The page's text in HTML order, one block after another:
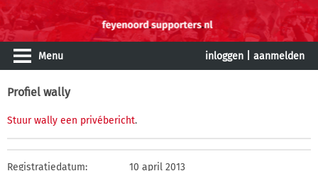
Menu inloggen aanmelden
Profiel wally
Stuur wally een privébericht.
Registratiedatum: 10 april 2013